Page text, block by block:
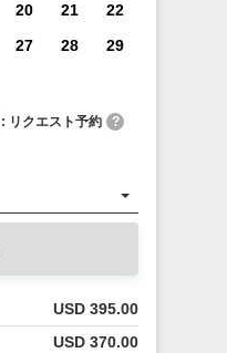
20 21
22
27 28
29
: リクエスト予約 ?
USD 395.00
USD 370.00